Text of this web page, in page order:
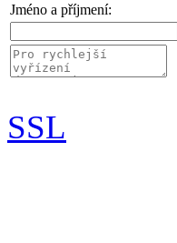
Jméno a příjmení:
SSL